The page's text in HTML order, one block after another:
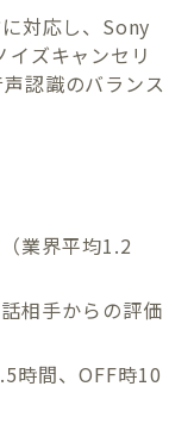
対応し、Sony
イズキャンセリ
認識のバランス
業界平均1.2
相手からの評価
時間、OFF時10